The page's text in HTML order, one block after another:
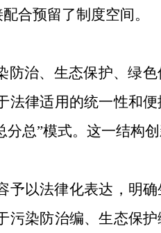
合预留了制度空间。
治、生态保护、绿
法律适用的统一性和
总”模式。这一结构
予以法律化表达，明
染防治编、生态保